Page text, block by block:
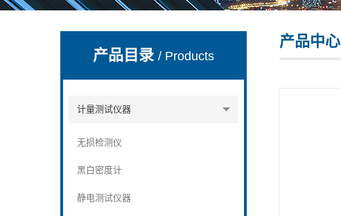
深圳市深博瑞仪器仪表有限公司
产品目录/ Products
计量测试仪器
无损检测仪
黑白密度计
静电测试仪器
产品中心